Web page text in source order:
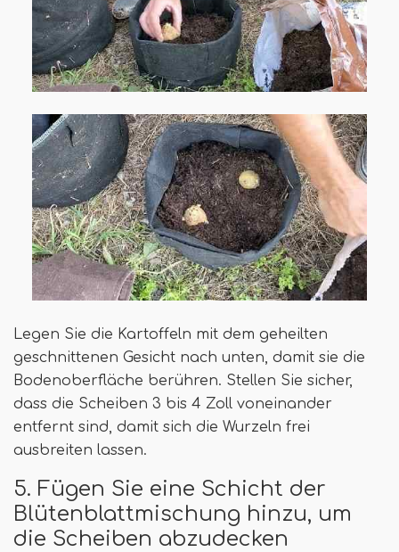
Legen Sie die Kartoffeln mit dem geheilten
geschnittenen Gesicht nach unten, damit sie die
Bodenoberfläche berühren. Stellen Sie sicher,
dass die Scheiben 3 bis 4 Zoll voneinander
entfernt sind, damit sich die Wurzeln frei
ausbreiten lassen.
5. Fügen Sie eine Schicht der
Blütenblattmischung hinzu, um
die Scheiben abzudecken